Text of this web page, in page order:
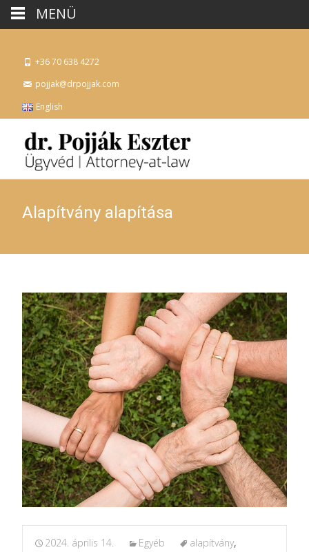
+36 70 638 4272
pojjak@drpojjak.com
English
Alapítvány alapítása
2024. április 14. Egyéb alapítvány,
MENÜ